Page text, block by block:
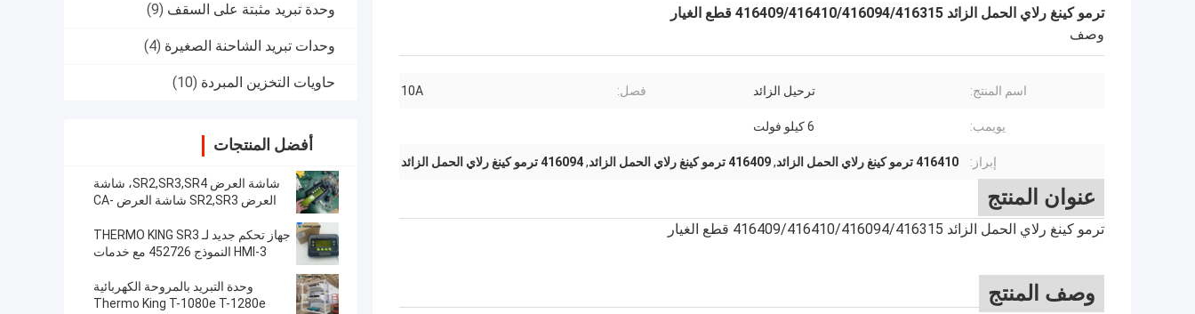
وحدة تبريد مثبتة على السقف (9)
وحدات تبريد الشاحنة الصغيرة (4)
حاويات التخزين المبردة (10)
أفضل المنتجات
شاشة العرض SR2,SR3,SR4، شاشة
العرض SR2,SR3 شاشة العرض CA-
الأخضر لـ THERMO KING SB210
SB230 HMI قطع الغيار بعد البيع
جهاز تحكم جديد لـ THERMO KING SR3
HMI-3 النموذج 452726 مع خدمات
وحدة التبريد بالمروحة الكهربائية
Thermo King T-1080e T-1280e
ترمو كينغ رلاي الحمل الزائد 416409/416410/416094/416315 قطع الغيار
وصف
اسم المنتج: ترحيل الزائد فصل: 10A
يويمب: 6 كيلو فولت
إبراز: 416410 ترمو كينغ رلاي الحمل الزائد ,416409 ترمو كينغ رلاي الحمل الزائد ,416094 ترمو كينغ رلاي الحمل الزائد
عنوان المنتج
ترمو كينغ رلاي الحمل الزائد 416409/416410/416094/416315 قطع الغيار
وصف المنتج